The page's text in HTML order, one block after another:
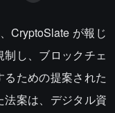
CryptoSlate が報じ
し、ブロックチェ
ための提案された
案は、デジタル資